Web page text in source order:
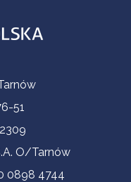
51
O/Tarnów
0898 4744